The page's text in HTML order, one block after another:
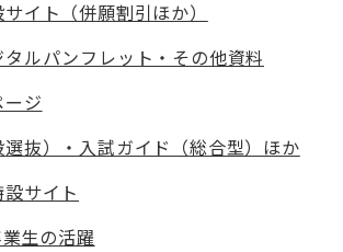
イト（併願割引ほか）
ルパンフレット・その他資料
ジ
抜）・入試ガイド（総合型）ほか
サイト
生の活躍